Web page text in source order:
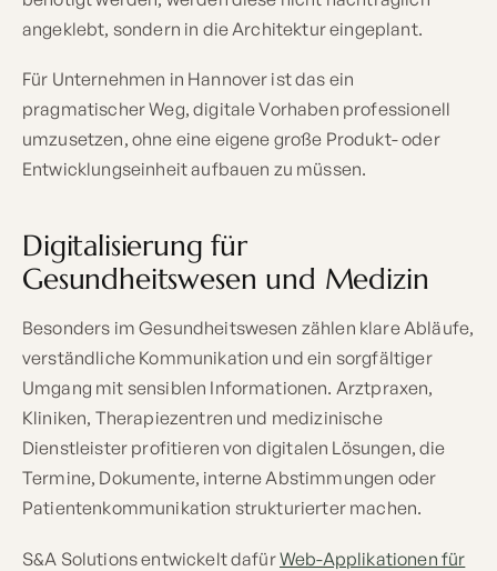
angeklebt, sondern in die Architektur eingeplant.
Für Unternehmen in Hannover ist das ein
pragmatischer Weg, digitale Vorhaben professionell
umzusetzen, ohne eine eigene große Produkt- oder
Entwicklungseinheit aufbauen zu müssen.
Digitalisierung für
Gesundheitswesen und Medizin
Besonders im Gesundheitswesen zählen klare Abläufe,
verständliche Kommunikation und ein sorgfältiger
Umgang mit sensiblen Informationen. Arztpraxen,
Kliniken, Therapiezentren und medizinische
Dienstleister profitieren von digitalen Lösungen, die
Termine, Dokumente, interne Abstimmungen oder
Patientenkommunikation strukturierter machen.
S&A Solutions entwickelt dafürWeb-Applikationen für